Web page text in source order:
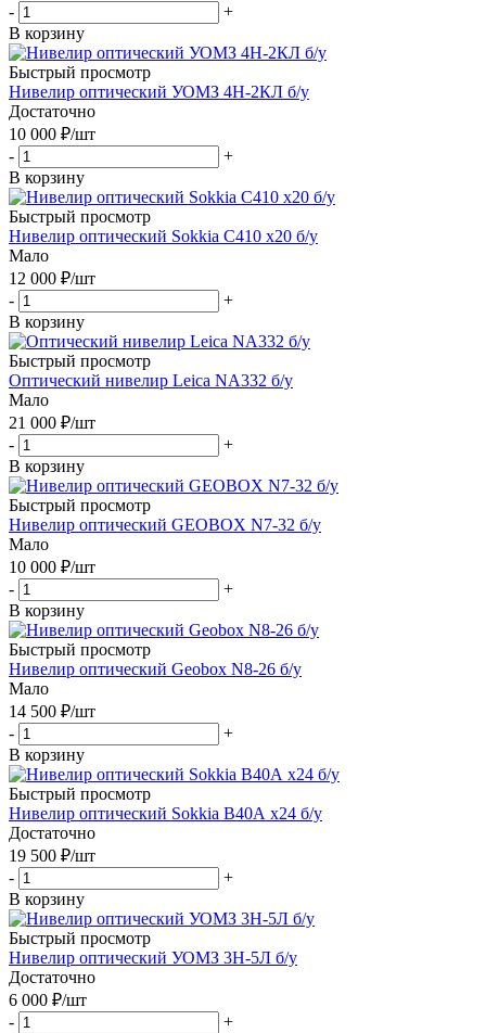
-
+
В корзину
Быстрый просмотр
Нивелир оптический УОМЗ 4Н-2КЛ б/у
Достаточно
10 000 ₽/шт
-
+
В корзину
Быстрый просмотр
Нивелир оптический Sokkia C410 x20 б/у
Мало
12 000 ₽/шт
-
+
В корзину
Быстрый просмотр
Оптический нивелир Leica NA332 б/у
Мало
21 000 ₽/шт
-
+
В корзину
Быстрый просмотр
Нивелир оптический GEOBOX N7-32 б/у
Мало
10 000 ₽/шт
-
+
В корзину
Быстрый просмотр
Нивелир оптический Geobox N8-26 б/у
Мало
14 500 ₽/шт
-
+
В корзину
Быстрый просмотр
Нивелир оптический Sokkia B40А x24 б/у
Достаточно
19 500 ₽/шт
-
+
В корзину
Быстрый просмотр
Нивелир оптический УОМЗ 3Н-5Л б/у
Достаточно
6 000 ₽/шт
-
+